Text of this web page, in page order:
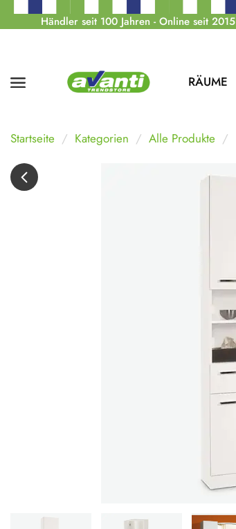
Händler seit 100 Jahren - Online seit 2015
RÄUME
Startseite Kategorien Alle Produkte